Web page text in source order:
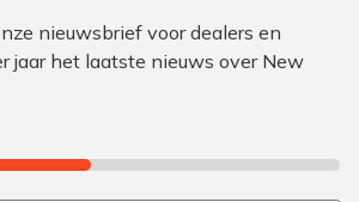
nieuwsbrief voor dealers en
jaar het laatste nieuws over New